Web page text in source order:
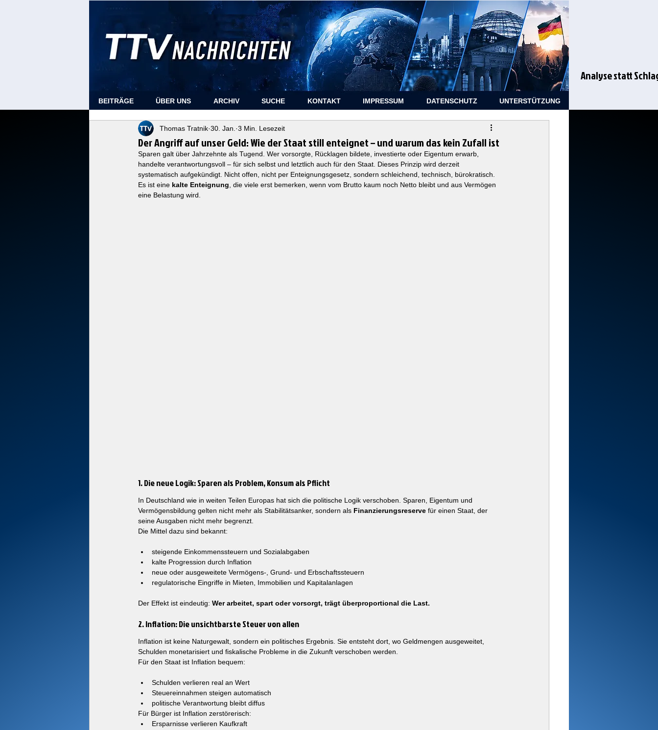
BEITRÄGE ÜBER UNS ARCHIV SUCHE KONTAKT IMPRESSUM DATENSCHUTZ UNTERSTÜTZUNG
Analyse statt
Der Angriff auf unser Geld: Wie der Staat still enteignet – und warum das kein Zufall ist
Thomas Tratnik 30. Jan. 3 Min. Lesezeit
Sparen galt über Jahrzehnte als Tugend. Wer vorsorgte, Rücklagen bildete, investierte oder Eigentum erwarb,
handelte verantwortungsvoll – für sich selbst und letztlich auch für den Staat. Dieses Prinzip wird derzeit
systematisch aufgekündigt. Nicht offen, nicht per Enteignungsgesetz, sondern schleichend, technisch, bürokratisch.
Es ist eine kalte Enteignung , die viele erst bemerken, wenn vom Brutto kaum noch Netto bleibt und aus Vermögen
eine Belastung wird.
1. Die neue Logik: Sparen als Problem, Konsum als Pflicht
In Deutschland wie in weiten Teilen Europas hat sich die politische Logik verschoben. Sparen, Eigentum und
Vermögensbildung gelten nicht mehr als Stabilitätsanker, sondern als Finanzierungsreserve für einen Staat, der
seine Ausgaben nicht mehr begrenzt.
Die Mittel dazu sind bekannt:
steigende Einkommenssteuern und Sozialabgaben
kalte Progression durch Inflation
neue oder ausgeweitete Vermögens-, Grund- und Erbschaftssteuern
regulatorische Eingriffe in Mieten, Immobilien und Kapitalanlagen
Der Effekt ist eindeutig: Wer arbeitet, spart oder vorsorgt, trägt überproportional die Last.
2. Inflation: Die unsichtbarste Steuer von allen
Inflation ist keine Naturgewalt, sondern ein politisches Ergebnis. Sie entsteht dort, wo Geldmengen ausgeweitet,
Schulden monetarisiert und fiskalische Probleme in die Zukunft verschoben werden.
Für den Staat ist Inflation bequem:
Schulden verlieren real an Wert
Steuereinnahmen steigen automatisch
politische Verantwortung bleibt diffus
Für Bürger ist Inflation zerstörerisch:
Ersparnisse verlieren Kaufkraft